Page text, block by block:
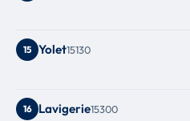
15 Yolet15130
16 Lavigerie15300